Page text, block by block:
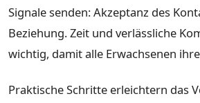
Signale senden: Akzeptanz des
Beziehung. Zeit und verlässliche
wichtig, damit alle Erwachsenen
Praktische Schritte erleichtern das